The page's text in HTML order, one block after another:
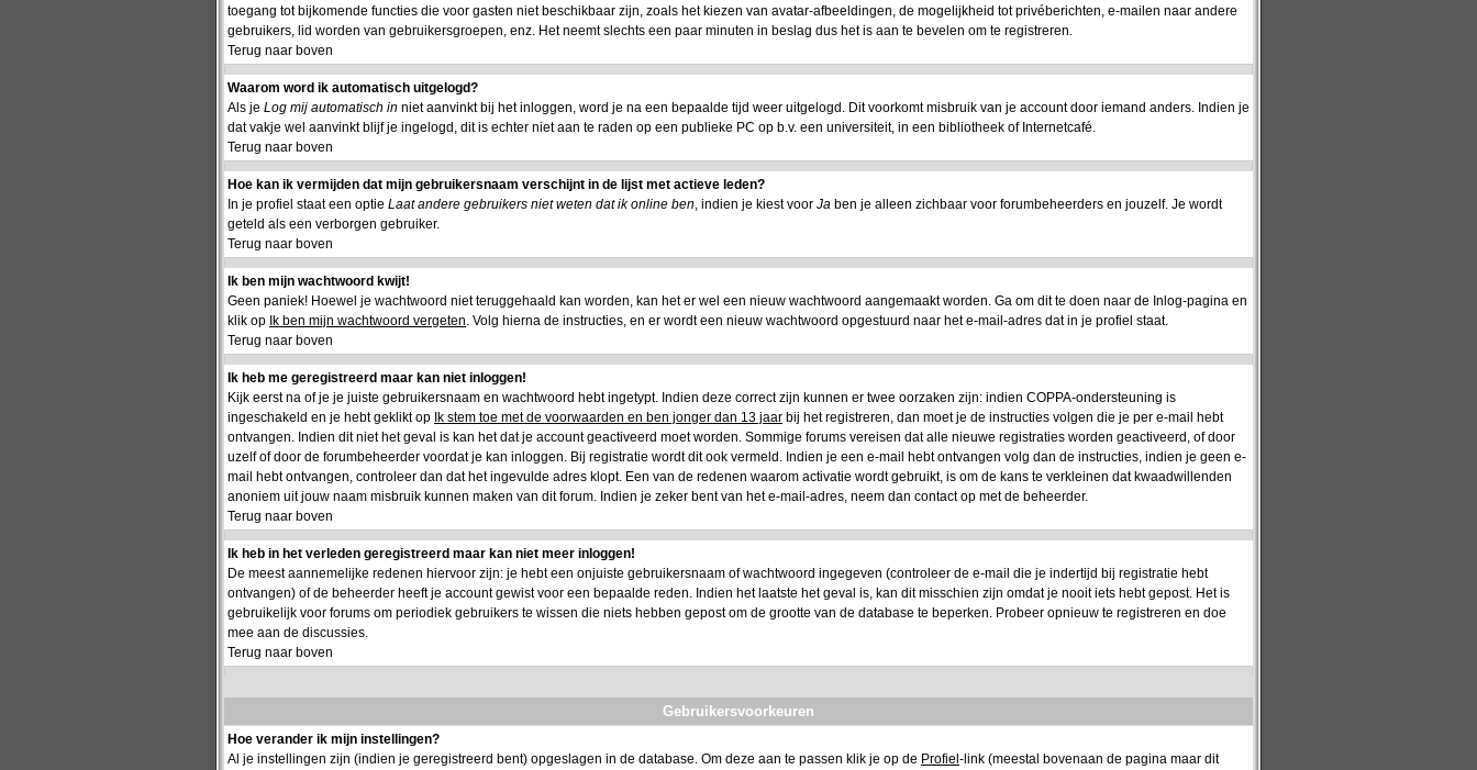
toegang tot bijkomende functies die voor gasten niet beschikbaar zijn, zoals het kiezen van avatar-afbeeldingen, de mogelijkheid tot privéberichten, e-mailen naar andere
gebruikers, lid worden van gebruikersgroepen, enz. Het neemt slechts een paar minuten in beslag dus het is aan te bevelen om te registreren.
Terug naar boven
Waarom word ik automatisch uitgelogd?
Als je Log mij automatisch in niet aanvinkt bij het inloggen, word je na een bepaalde tijd weer uitgelogd. Dit voorkomt misbruik van je account door iemand anders. Indien je
dat vakje wel aanvinkt blijf je ingelogd, dit is echter niet aan te raden op een publieke PC op b.v. een universiteit, in een bibliotheek of Internetcafé.
Terug naar boven
Hoe kan ik vermijden dat mijn gebruikersnaam verschijnt in de lijst met actieve leden?
In je profiel staat een optie Laat andere gebruikers niet weten dat ik online ben, indien je kiest voor Ja ben je alleen zichbaar voor forumbeheerders en jouzelf. Je wordt
geteld als een verborgen gebruiker.
Terug naar boven
Ik ben mijn wachtwoord kwijt!
Geen paniek! Hoewel je wachtwoord niet teruggehaald kan worden, kan het er wel een nieuw wachtwoord aangemaakt worden. Ga om dit te doen naar de Inlog-pagina en
klik op Ik ben mijn wachtwoord vergeten. Volg hierna de instructies, en er wordt een nieuw wachtwoord opgestuurd naar het e-mail-adres dat in je profiel staat.
Terug naar boven
Ik heb me geregistreerd maar kan niet inloggen!
Kijk eerst na of je je juiste gebruikersnaam en wachtwoord hebt ingetypt. Indien deze correct zijn kunnen er twee oorzaken zijn: indien COPPA-ondersteuning is
ingeschakeld en je hebt geklikt op Ik stem toe met de voorwaarden en ben jonger dan 13 jaar bij het registreren, dan moet je de instructies volgen die je per e-mail hebt
ontvangen. Indien dit niet het geval is kan het dat je account geactiveerd moet worden. Sommige forums vereisen dat alle nieuwe registraties worden geactiveerd, of door
uzelf of door de forumbeheerder voordat je kan inloggen. Bij registratie wordt dit ook vermeld. Indien je een e-mail hebt ontvangen volg dan de instructies, indien je geen e-
mail hebt ontvangen, controleer dan dat het ingevulde adres klopt. Een van de redenen waarom activatie wordt gebruikt, is om de kans te verkleinen dat kwaadwillenden
anoniem uit jouw naam misbruik kunnen maken van dit forum. Indien je zeker bent van het e-mail-adres, neem dan contact op met de beheerder.
Terug naar boven
Ik heb in het verleden geregistreerd maar kan niet meer inloggen!
De meest aannemelijke redenen hiervoor zijn: je hebt een onjuiste gebruikersnaam of wachtwoord ingegeven (controleer de e-mail die je indertijd bij registratie hebt
ontvangen) of de beheerder heeft je account gewist voor een bepaalde reden. Indien het laatste het geval is, kan dit misschien zijn omdat je nooit iets hebt gepost. Het is
gebruikelijk voor forums om periodiek gebruikers te wissen die niets hebben gepost om de grootte van de database te beperken. Probeer opnieuw te registreren en doe
mee aan de discussies.
Terug naar boven
Gebruikersvoorkeuren
Hoe verander ik mijn instellingen?
Al je instellingen zijn (indien je geregistreerd bent) opgeslagen in de database. Om deze aan te passen klik je op de Profiel -link (meestal bovenaan de pagina maar dit